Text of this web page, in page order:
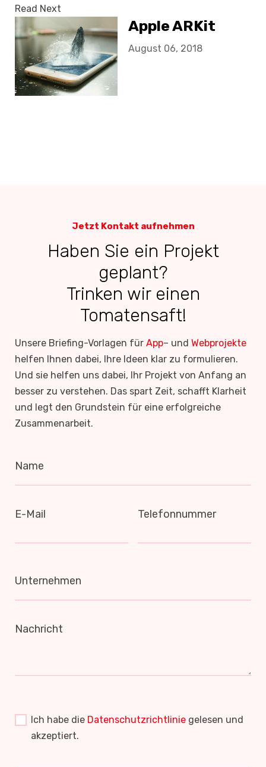
Read Next
Apple ARKit
August 06, 2018
Jetzt Kontakt aufnehmen
Haben Sie ein Projekt
geplant?
Trinken wir einen
Tomatensaft!
Unsere Briefing-Vorlagen für App– und Webprojekte
helfen Ihnen dabei, Ihre Ideen klar zu formulieren.
Und sie helfen uns dabei, Ihr Projekt von Anfang an
besser zu verstehen. Das spart Zeit, schafft Klarheit
und legt den Grundstein für eine erfolgreiche
Zusammenarbeit.
Name
E-Mail Telefonnummer
Unternehmen
Nachricht
Ich habe die Datenschutzrichtlinie gelesen und
akzeptiert.